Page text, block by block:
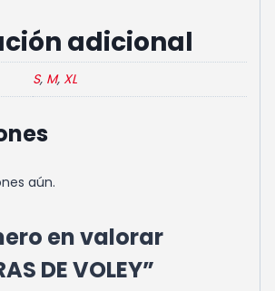
adicional
S, M, XL
aún.
en valorar
DE VOLEY”